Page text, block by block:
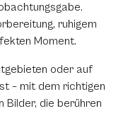
ruhigem
Moment.
oder auf
– mit dem richtigen
Bilder, die berühren